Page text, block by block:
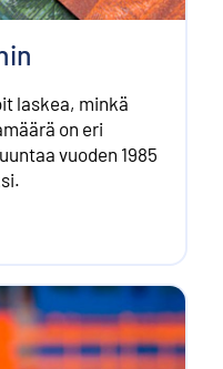
laskea, minkä
on eri
vuoden 1985